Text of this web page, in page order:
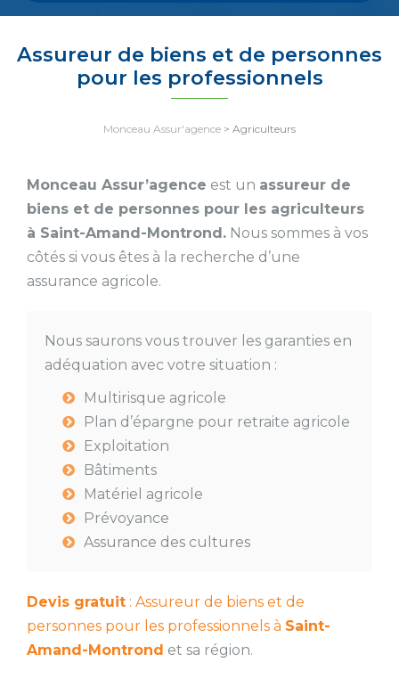
Assureur de biens et de personnes
pour les professionnels
Monceau Assur'agence > Agriculteurs
Monceau Assur’agence est un assureur de
biens et de personnes pour les agriculteurs
à Saint-Amand-Montrond. Nous sommes à vos
côtés si vous êtes à la recherche d’une
assurance agricole.
Nous saurons vous trouver les garanties en
adéquation avec votre situation :
Multirisque agricole
Plan d’épargne pour retraite agricole
Exploitation
Bâtiments
Matériel agricole
Prévoyance
Assurance des cultures
Devis gratuit : Assureur de biens et de
personnes pour les professionnels à Saint-
Amand-Montrond et sa région.